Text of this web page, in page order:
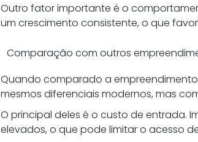
Outro fator importante é o
um crescimento consistente, o que
Comparação com outros
Quando comparado a
mesmos diferenciais modernos, mas
O principal deles é o custo de entrada.
elevados, o que pode limitar o acesso